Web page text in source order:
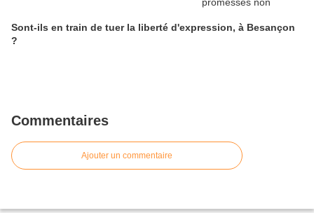
Sont-ils en train de tuer la liberté d'expression, à Besançon
?
Commentaires
Ajouter un commentaire